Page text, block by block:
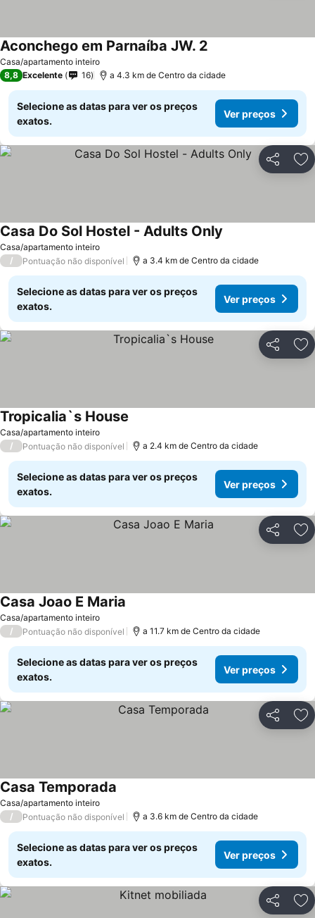
Casa/apartamento inteiro
Aconchego em Parnaíba JW. 2
8,8 Excelente 16 a 4.3 km de Centro da cidade
Selecione as datas para ver os preços
exatos.
Ver preços
Partilhar
Casa/apartamento inteiro
Casa Do Sol Hostel - Adults Only
/ Pontuação não disponível a 3.4 km de Centro da cidade
Selecione as datas para ver os preços
exatos.
Ver preços
Partilhar
Casa/apartamento inteiro
Tropicalia`s House
/ Pontuação não disponível a 2.4 km de Centro da cidade
Selecione as datas para ver os preços
exatos.
Ver preços
Partilhar
Casa/apartamento inteiro
Casa Joao E Maria
/ Pontuação não disponível a 11.7 km de Centro da cidade
Selecione as datas para ver os preços
exatos.
Ver preços
Partilhar
Casa/apartamento inteiro
Casa Temporada
/ Pontuação não disponível a 3.6 km de Centro da cidade
Selecione as datas para ver os preços
exatos.
Ver preços
Partilhar